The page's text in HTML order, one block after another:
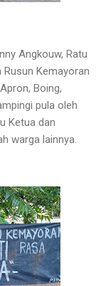
Angkouw, Ratu
Rusun Kemayoran
Boing,
pula oleh
Ketua dan
warga lainnya.